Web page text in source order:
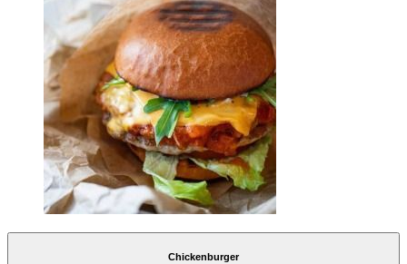
Chickenburger